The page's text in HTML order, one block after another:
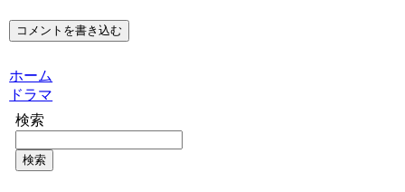
コメントを書き込む
ホーム
ドラマ
検索
検索